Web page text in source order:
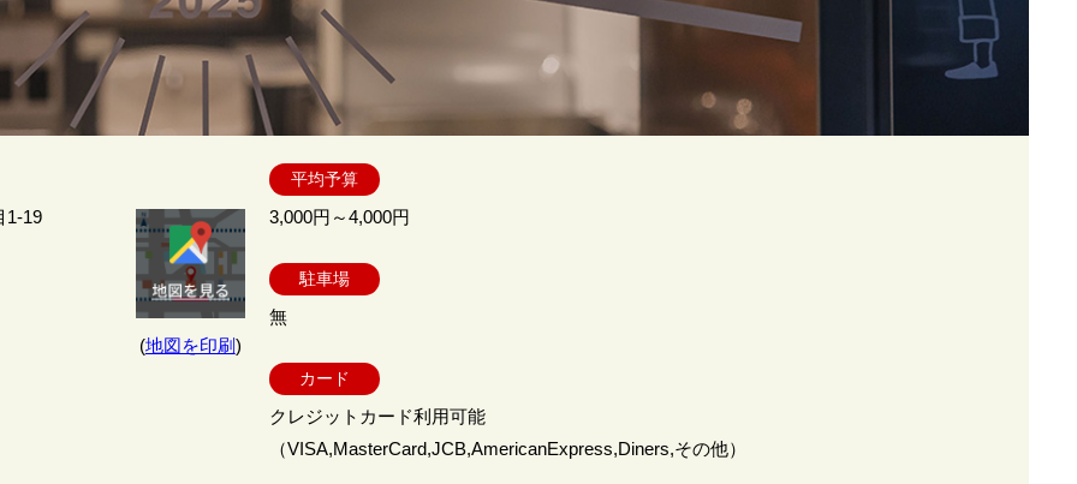
1-19
(地図を印刷)
平均予算
3,000円～4,000円
駐車場
無
カード
クレジットカード利用可能
（VISA,MasterCard,JCB,AmericanExpress,Diners,その他）